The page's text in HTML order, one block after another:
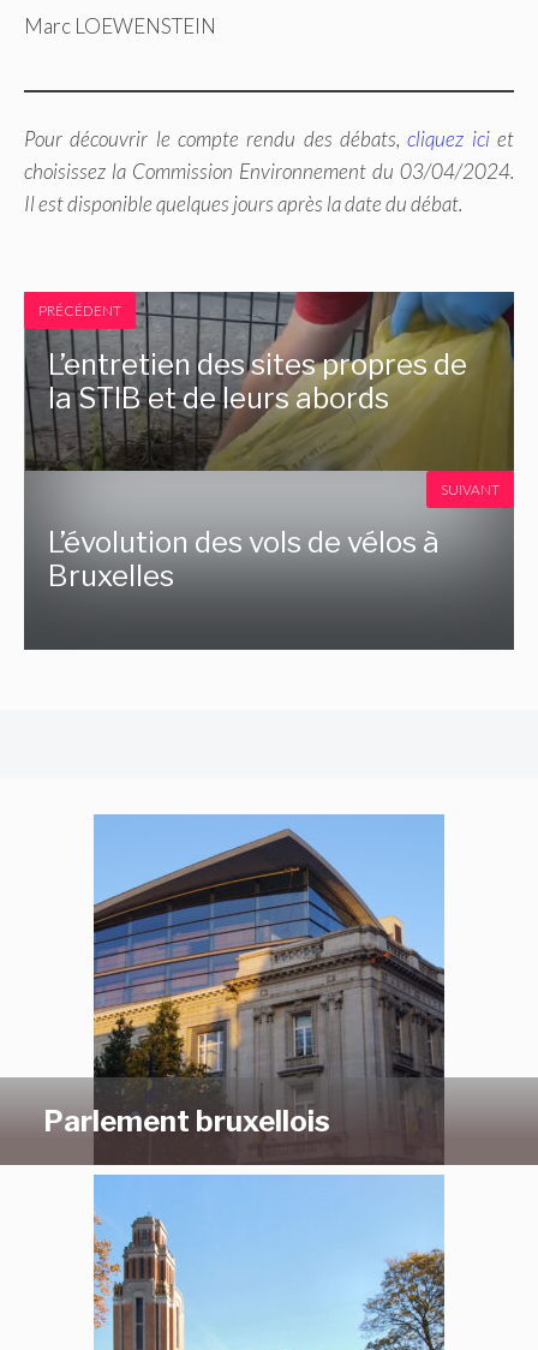
Marc LOEWENSTEIN
Pour découvrir le compte rendu des débats,cliquez iciet
choisissez la Commission Environnement du 03/04/2024.
Il est disponible quelques jours après la date du débat.
PRÉCÉDENT
L’entretien des sites propres de
la STIB et de leurs abords
L’évolution des vols de vélos à
Bruxelles
SUIVANT
Parlement bruxellois